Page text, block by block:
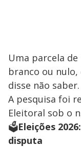
Uma parcela
branco ou nulo,
disse não saber.
A pesquisa foi
Eleitoral sob o
🗳️Eleições 2026:
disputa